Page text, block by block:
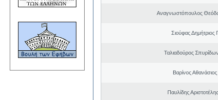
Αναγνωστόπουλος
Σιούφας Δημήτριος
Ταλιαδούρος
Βαρίνος
Παυλίδης